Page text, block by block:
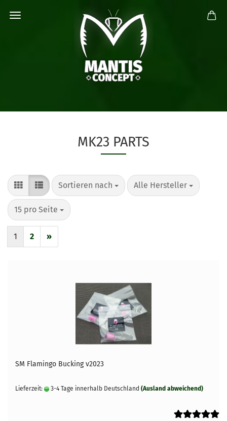
MK23 PARTS
Sortieren nach
Sortieren nach Alle Hersteller
pro Seite
15 pro Seite
pro Seite
1 2 »
SM Flamingo Bucking v2023
Lieferzeit: 3-4 Tage innerhalb Deutschland (Ausland abweichend)